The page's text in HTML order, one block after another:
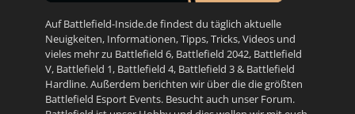
Auf Battlefield-Inside.de findest du täglich aktuelle
Neuigkeiten, Informationen, Tipps, Tricks, Videos und
vieles mehr zu Battlefield 6, Battlefield 2042, Battlefield
V, Battlefield 1, Battlefield 4, Battlefield 3& Battlefield
Hardline. Außerdem berichten wir über die die größten
Battlefield Esport Events. Besucht auch unser Forum.